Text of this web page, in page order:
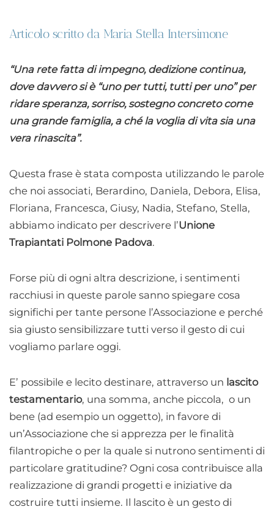
Articolo scritto da Maria Stella Intersimone
“Una rete fatta di impegno, dedizione continua,
dove davvero si è “uno per tutti, tutti per uno” per
ridare speranza, sorriso, sostegno concreto come
una grande famiglia, a ché la voglia di vita sia una
vera rinascita”.
Questa frase è stata composta utilizzando le parole
che noi associati, Berardino, Daniela, Debora, Elisa,
Floriana, Francesca, Giusy, Nadia, Stefano, Stella,
abbiamo indicato per descrivere l’Unione
Trapiantati Polmone Padova.
Forse più di ogni altra descrizione, i sentimenti
racchiusi in queste parole sanno spiegare cosa
significhi per tante persone l’Associazione e perché
sia giusto sensibilizzare tutti verso il gesto di cui
vogliamo parlare oggi.
E’ possibile e lecito destinare, attraverso un lascito
testamentario, una somma, anche piccola, o un
bene (ad esempio un oggetto), in favore di
un’Associazione che si apprezza per le finalità
filantropiche o per la quale si nutrono sentimenti di
particolare gratitudine? Ogni cosa contribuisce alla
realizzazione di grandi progetti e iniziative da
costruire tutti insieme. Il lascito è un gesto di